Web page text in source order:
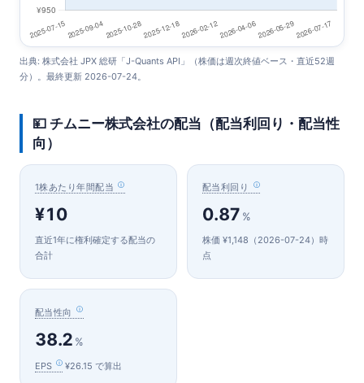
出典: 株式会社 JPX 総研「J-Quants API」（株価は週次終値ベース・直近52週
分）。最終更新 2026-07-24。
💴 チムニー株式会社の配当（配当利回り・配当性
向）
1株あたり年間配当
¥10
直近1年に権利確定する配当の
合計
配当利回り
0.87 %
株価 ¥1,148（2026-07-24）時
点
配当性向
38.2 %
EPS ¥26.15 で算出